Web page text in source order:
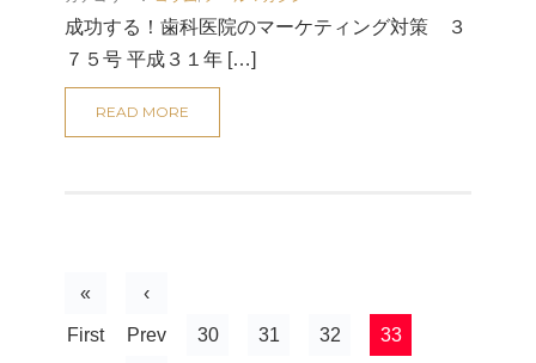
成功する！歯科医院のマーケティング対策 ３
７５号 平成３１年 […]
READ MORE
«
First
‹
Prev 30 31 32 33